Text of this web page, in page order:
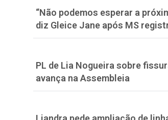
“Não podemos esperar a
diz Gleice Jane após MS
PL de Lia Nogueira sobre
avança na Assembleia